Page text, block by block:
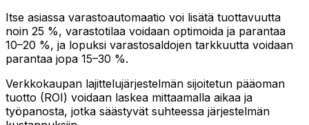
Itse asiassa varastoautomaatio voi lisätä tuottavuutta
noin 25 %, varastotilaa voidaan optimoida ja parantaa
10–20 %, ja lopuksi varastosaldojen tarkkuutta voidaan
parantaa jopa 15–30 %.
Verkkokaupan lajittelujärjestelmän sijoitetun pääoman
tuotto (ROI) voidaan laskea mittaamalla aikaa ja
työpanosta, jotka säästyvät suhteessa järjestelmän